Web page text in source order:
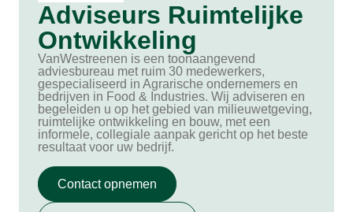
Adviseurs Ruimtelijke
Ontwikkeling
VanWestreenen is een toonaangevend
adviesbureau met ruim 30 medewerkers,
gespecialiseerd in Agrarische ondernemers en
bedrijven in Food & Industries. Wij adviseren en
begeleiden u op het gebied van milieuwetgeving,
ruimtelijke ontwikkeling en bouw, met een
informele, collegiale aanpak gericht op het beste
resultaat voor uw bedrijf.
Contact opnemen